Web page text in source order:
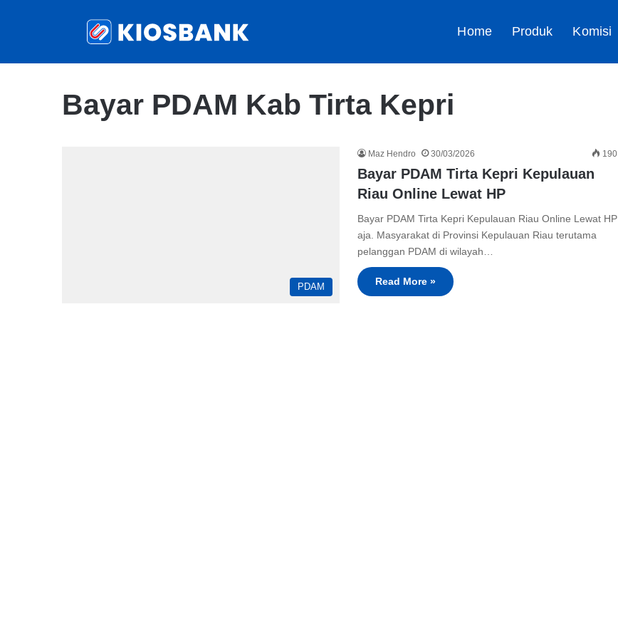
Home Produk Komisi
Bayar PDAM Kab Tirta Kepri
PDAM
Maz Hendro 30/03/2026 190
Bayar PDAM Tirta Kepri Kepulauan
Riau Online Lewat HP
Bayar PDAM Tirta Kepri Kepulauan Riau Online Lewat HP
aja. Masyarakat di Provinsi Kepulauan Riau terutama
pelanggan PDAM di wilayah…
Read More »